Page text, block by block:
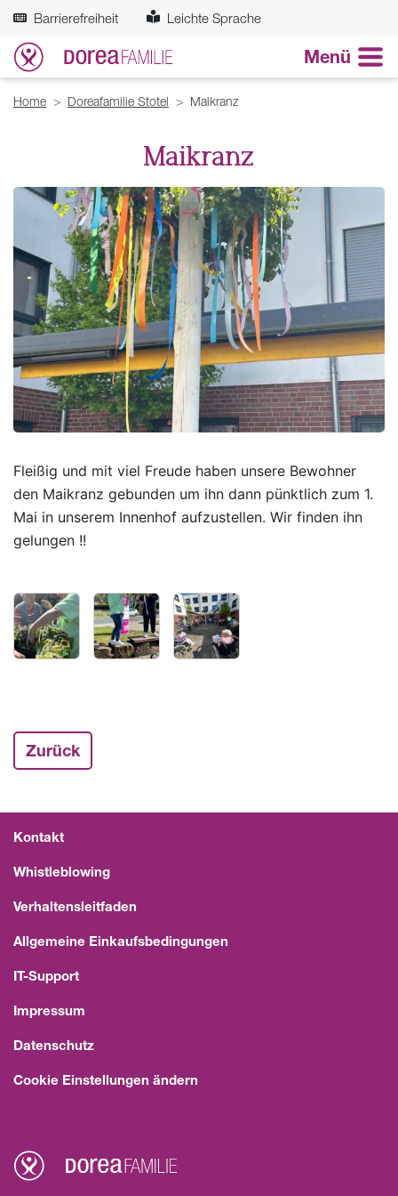
Zum Hauptinhalt springen
Barrierefreiheit Leichte Sprache
Menü
Breadcrumb
Home Doreafamilie Stotel Maikranz
Maikranz
Fleißig und mit viel Freude haben unsere Bewohner
den Maikranz gebunden um ihn dann pünktlich zum 1.
Mai in unserem Innenhof aufzustellen. Wir finden ihn
gelungen !!
Zurück
Kontakt
Whistleblowing
Verhaltensleitfaden
Allgemeine Einkaufsbedingungen
IT-Support
Impressum
Datenschutz
Cookie Einstellungen ändern